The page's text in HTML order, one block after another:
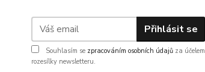
Přihlásit se
Souhlasím se zpracováním osobních údajů za účelem
rozesílky newsletteru.